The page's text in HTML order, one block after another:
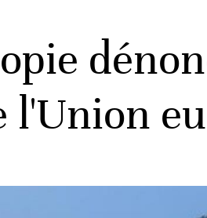
l'Union